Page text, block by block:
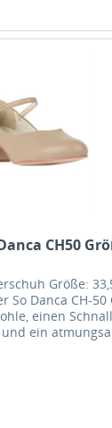
CH50
Größe:
So Danca CH-
einen
ein